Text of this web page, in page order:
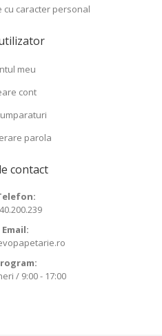
cu caracter personal
meu
cont
parola
contact
Email:
/ 9:00 - 17:00